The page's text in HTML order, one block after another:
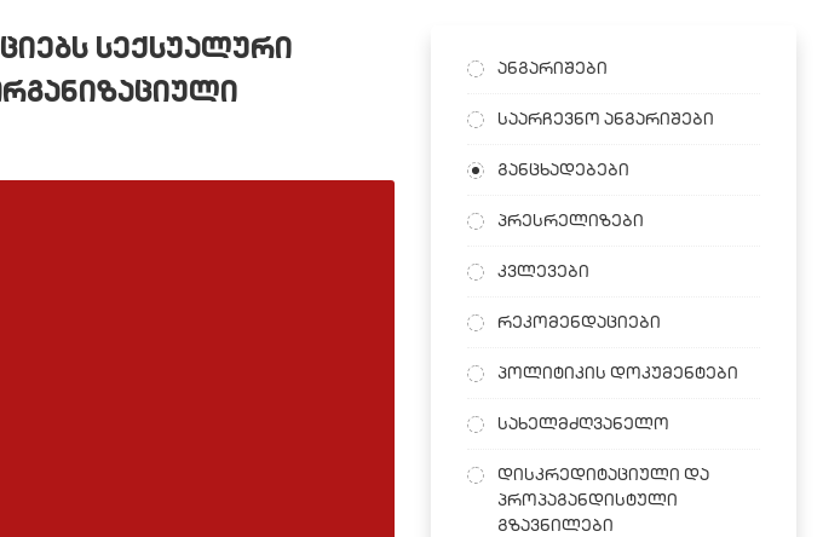
სექსუალური
ანგარიშები
საარჩევნო ანგარიშები
განცხადებები
პრესრელიზები
კვლევები
რეკომენდაციები
პოლიტიკის დოკუმენტები
სახელმძღვანელო
დისკრედიტაციული და
პროპაგანდისტული
გზავნილები